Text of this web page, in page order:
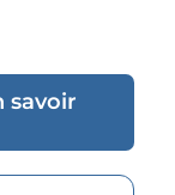
savoir